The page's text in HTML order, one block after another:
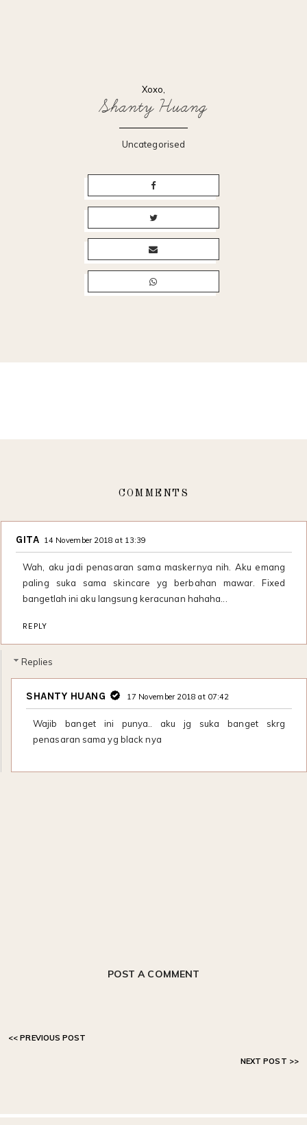
Xoxo,
Shanty Huang
Uncategorised
COMMENTS
GITA 14 November 2018 at 13:39
Wah, aku jadi penasaran sama maskernya nih. Aku emang
paling suka sama skincare yg berbahan mawar. Fixed
bangetlah ini aku langsung keracunan hahaha...
REPLY
Replies
SHANTY HUANG 17 November 2018 at 07:42
Wajib banget ini punya.. aku jg suka banget skrg
penasaran sama yg black nya
POST A COMMENT